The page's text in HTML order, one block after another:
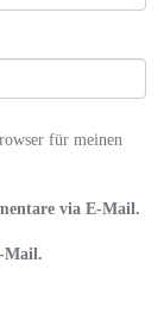
für meinen
via E-Mail.
Mail.